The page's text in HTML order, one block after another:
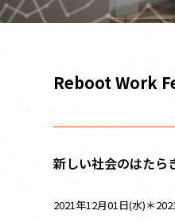
セミナー
資料ダウン
お問い合わ
Reboot Work
新しい社会のはたら
2021年12月01日(水)＊